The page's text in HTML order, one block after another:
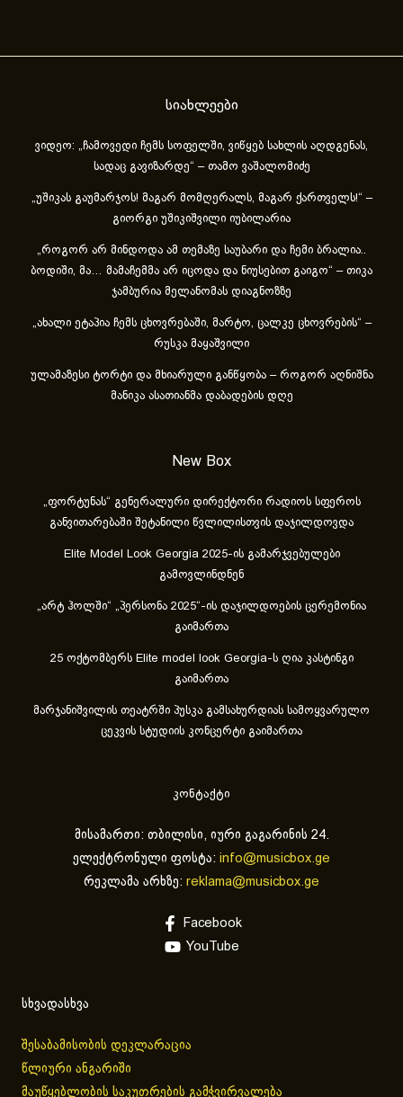
სიახლეები
ვიდეო: „ჩამოვედი ჩემს სოფელში, ვიწყებ სახლის აღდგენას,
სადაც გავიზარდე“ – თამო ვაშალომიძე
„უშიკას გაუმარჯოს! მაგარ მომღერალს, მაგარ ქართველს!“ –
გიორგი უშიკიშვილი იუბილარია
„როგორ არ მინდოდა ამ თემაზე საუბარი და ჩემი ბრალია..
ბოდიში, მა… მამაჩემმა არ იცოდა და ნიუსებით გაიგო“ – თიკა
ჯამბურია მელანომას დიაგნოზზე
„ახა­ლი ეტა­პია ჩემს ცხოვ­რე­ბა­ში, მარ­ტო, ცალ­კე ცხოვ­რე­ბის“ –
რუსკა მაყაშვილი
ულამაზესი ტორტი და მხიარული განწყობა – როგორ აღნიშნა
მანიკა ასათიანმა დაბადების დღე
New Box
„ფორტუნას“ გენერალური დირექტორი რადიოს სფეროს
განვითარებაში შეტანილი წვლილისთვის დაჯილდოვდა
Elite Model Look Georgia 2025-ის გამარჯვებულები
გამოვლინდნენ
„არტ ჰოლში“ „პერსონა 2025“-ის დაჯილდოების ცერემონია
გაიმართა
25 ოქტომბერს Elite model look Georgia-ს ღია კასტინგი
გაიმართა
მარჯანიშვილის თეატრში პუსკა გამსახურდიას სამოყვარულო
ცეკვის სტუდიის კონცერტი გაიმართა
კონტაქტი
მისამართი: თბილისი, იური გაგარინის 24.
ელექტრონული ფოსტა: info@musicbox.ge
რეკლამა არხზე: reklama@musicbox.ge
Facebook
YouTube
სხვადასხვა
შესაბამისობის დეკლარაცია
წლიური ანგარიში
მაუწყებლობის საკუთრების გამჭვირვალება